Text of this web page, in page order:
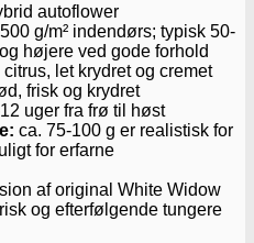
autoflower
g/m² indendørs; typisk 50-
højere ved gode forhold
let krydret og cremet
frisk og krydret
uger fra frø til høst
ca. 75-100 g er realistisk for
for erfarne
af original White Widow
og efterfølgende tungere